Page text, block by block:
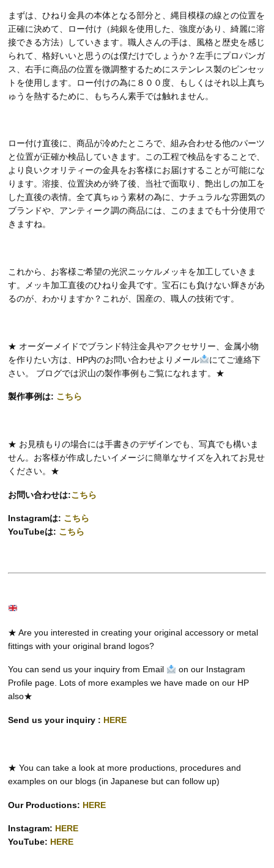
まずは、ひねり金具の本体となる部分と、縄目模様の線との位置を
正確に決めて、ロー付け（純銀を使用した、強度があり、綺麗に溶
接できる方法）していきます。職人さんの手は、風格と歴史を感じ
られて、格好いいと思うのは僕だけでしょうか？左手にプロパンガ
ス、右手に商品の位置を微調整するためにステンレス製のピンセッ
トを使用します。ロー付けの為に８００度、もしくはそれ以上真ち
ゅうを熱するために、もちろん素手では触れません。
ロー付け直後に、商品が冷めたところで、組み合わせる他のパーツ
と位置が正確か検品していきます。この工程で検品をすることで、
より良いクオリティーの金具をお客様にお届けすることが可能にな
ります。溶接、位置決めが終了後、当社で面取り、艶出しの加工を
した直後の表情。全て真ちゅう素材の為に、ナチュラルな雰囲気の
ブランドや、アンティーク調の商品には、このままでも十分使用で
きますね。
これから、お客様ご希望の光沢ニッケルメッキを加工していきま
す。メッキ加工直後のひねり金具です。宝石にも負けない輝きがあ
るのが、わかりますか？これが、国産の、職人の技術です。
★ オーダーメイドでブランド特注金具やアクセサリー、金属小物
を作りたい方は、HP内のお問い合わせよりメール
にてご連絡下
さい。 ブログでは沢山の製作事例もご覧になれます。★
製作事例は: こちら
★ お見積もりの場合には手書きのデザインでも、写真でも構いま
せん。お客様が作成したいイメージに簡単なサイズを入れてお見せ
ください。★
お問い合わせは:こちら
Instagramは: こちら
YouTubeは: こちら
★ Are you interested in creating your original accessory or metal
fittings with your original brand logos?
You can send us your inquiry from Email
on our Instagram
Profile page. Lots of more examples we have made on our HP
also★
Send us your inquiry : HERE
★ You can take a look at more productions, procedures and
examples on our blogs (in Japanese but can follow up)
Our Productions: HERE
Instagram: HERE
YouTube: HERE